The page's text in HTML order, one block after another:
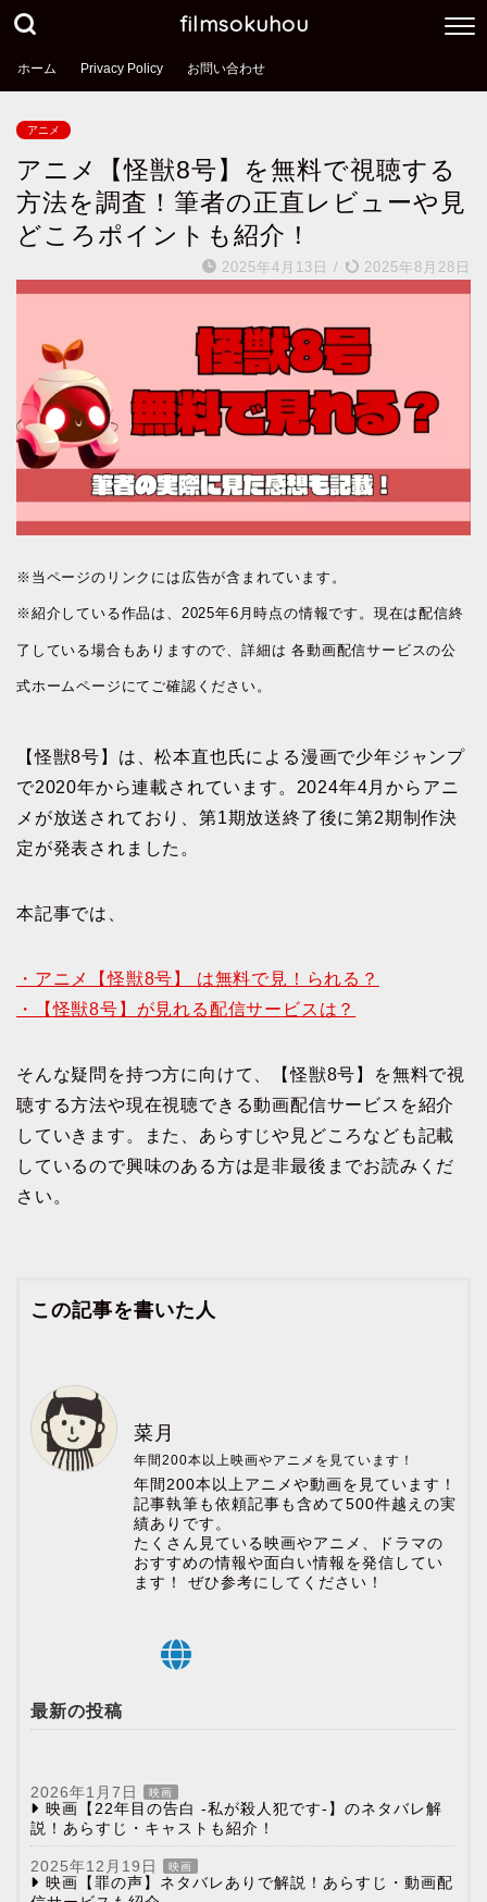
filmsokuhou
ホーム Privacy Policy お問い合わせ
アニメ
アニメ【怪獣8号】を無料で視聴する
方法を調査！筆者の正直レビューや見
どころポイントも紹介！
2025年4月13日 / 2025年8月28日
※当ページのリンクには広告が含まれています。
※紹介している作品は、2025年6月時点の情報です。現在は配信終
了している場合もありますので、詳細は 各動画配信サービスの公
式ホームページにてご確認ください。
【怪獣8号】は、松本直也氏による漫画で少年ジャンプ
で2020年から連載されています。2024年4月からアニ
メが放送されており、第1期放送終了後に第2期制作決
定が発表されました。
本記事では、
・アニメ【怪獣8号】 は無料で見！られる？
・【怪獣8号】が見れる配信サービスは？
そんな疑問を持つ方に向けて、【怪獣8号】を無料で視
聴する方法や現在視聴できる動画配信サービスを紹介
していきます。また、あらすじや見どころなども記載
しているので興味のある方は是非最後までお読みくだ
さい。
この記事を書いた人
菜月
年間200本以上映画やアニメを見ています！
年間200本以上アニメや動画を見ています！
記事執筆も依頼記事も含めて500件越えの実
績ありです。
たくさん見ている映画やアニメ、ドラマの
おすすめの情報や面白い情報を発信してい
ます！ ぜひ参考にしてください！
最新の投稿
2026年1月7日 映画
映画【22年目の告白 -私が殺人犯です-】のネタバレ解
説！あらすじ・キャストも紹介！
2025年12月19日 映画
映画【罪の声】ネタバレありで解説！あらすじ・動画配